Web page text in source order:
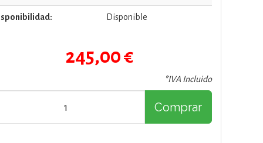
Disponible
245,00 €
*IVA Incluido
Comprar